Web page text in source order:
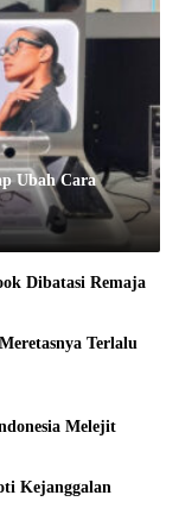
Ubah Cara
Dibatasi Remaja
Terlalu
Melejit
Kejanggalan